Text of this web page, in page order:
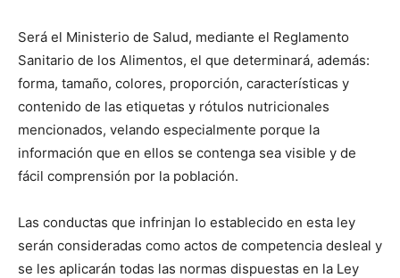
Será el Ministerio de Salud, mediante el Reglamento
Sanitario de los Alimentos, el que determinará, además:
forma, tamaño, colores, proporción, características y
contenido de las etiquetas y rótulos nutricionales
mencionados, velando especialmente porque la
información que en ellos se contenga sea visible y de
fácil comprensión por la población.
Las conductas que infrinjan lo establecido en esta ley
serán consideradas como actos de competencia desleal y
se les aplicarán todas las normas dispuestas en la Ley